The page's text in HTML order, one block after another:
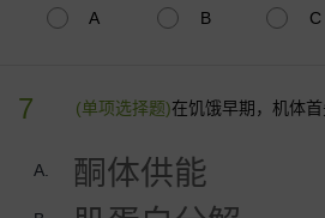
A B C
7 (单项选择题)在饥饿早期，机体
A. 酮体供能